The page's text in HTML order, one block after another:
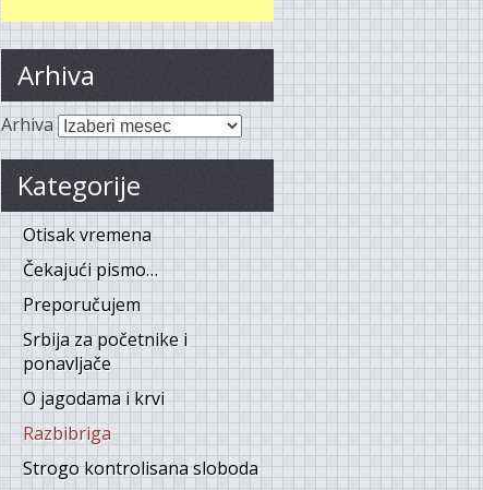
Arhiva
Arhiva
Kategorije
Otisak vremena
Čekajući pismo…
Preporučujem
Srbija za početnike i
ponavljače
O jagodama i krvi
Razbibriga
Strogo kontrolisana sloboda